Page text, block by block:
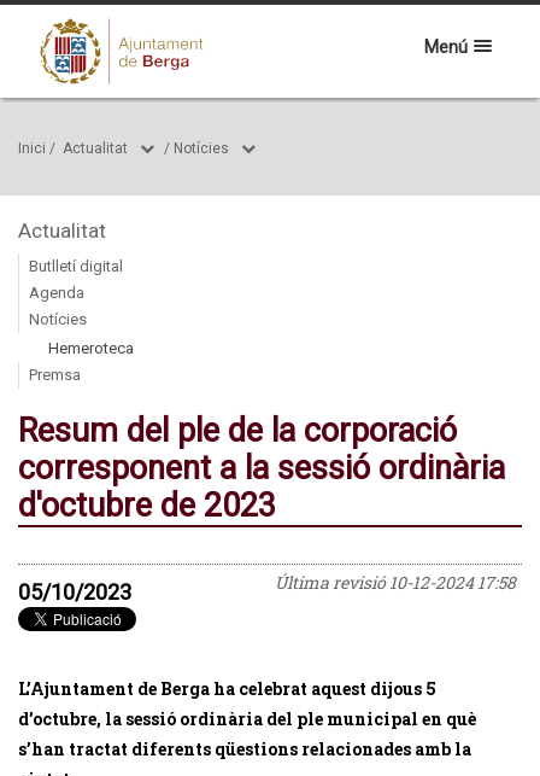
Menú
Inici / Actualitat / Notícies
Actualitat
Butlletí digital
Agenda
Notícies
Hemeroteca
Premsa
Resum del ple de la corporació
corresponent a la sessió ordinària
d'octubre de 2023
Última revisió10-12-2024 17:58
05/10/2023
L’Ajuntament de Berga ha celebrat aquest dijous 5
d’octubre, la sessió ordinària del ple municipal en què
s’han tractat diferents qüestions relacionades amb la